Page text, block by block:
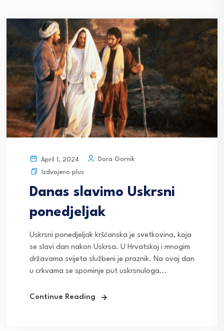
April 1, 2024
Dora Gornik
Izdvojeno plus
Danas slavimo Uskrsni
ponedjeljak
Uskrsni ponedjeljak kršćanska je svetkovina, koja
se slavi dan nakon Uskrsa. U Hrvatskoj i mnogim
državama svijeta službeni je praznik. Na ovaj dan
u crkvama se spominje put uskrsnuloga...
Continue Reading